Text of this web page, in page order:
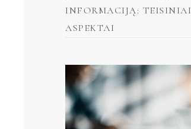
INFORMACIJĄ: TEISINIAI
ASPEKTAI